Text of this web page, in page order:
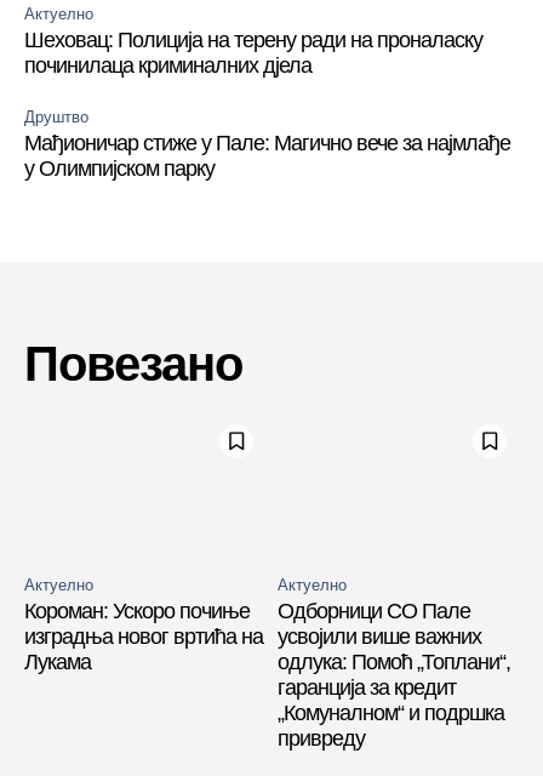
Актуелно
Шеховац: Полиција на терену ради на проналаску
починилаца криминалних дјела
Друштво
Мађионичар стиже у Пале: Магично вече за најмлађе
у Олимпијском парку
Повезано
Актуелно
Короман: Ускоро почиње
изградња новог вртића на
Лукама
Актуелно
Одборници СО Пале
усвојили више важних
одлука: Помоћ „Топлани“,
гаранција за кредит
„Комуналном“ и подршка
привреду